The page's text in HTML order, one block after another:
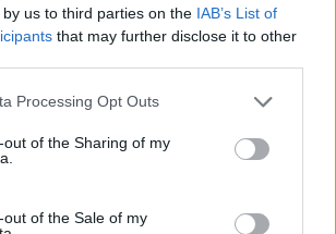
us to third parties on the IAB’s List of
that may further disclose it to other
website/app uses one or more Google
visit or usage behaviour. You may click to
to Google and its third-party tags to
specified purposes in below Google
Processing Opt Outs
out of the Sharing of my
out of the Sale of my
bajnok érkezik a